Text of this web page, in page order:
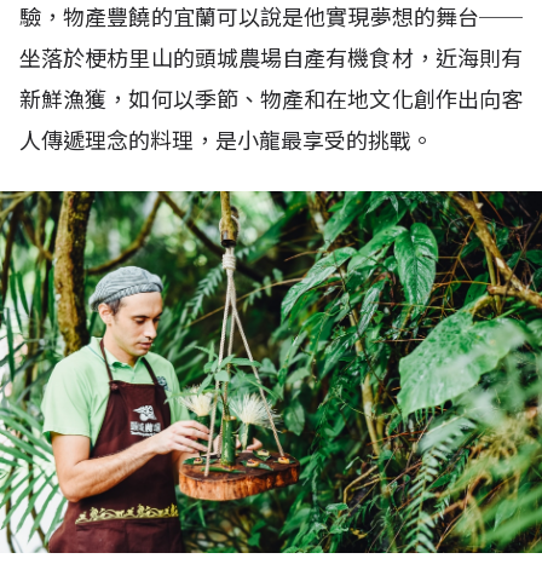
驗，物產豐饒的宜蘭可以說是他實現夢想的舞台──
坐落於梗枋里山的頭城農場自產有機食材，近海則有
新鮮漁獲，如何以季節、物產和在地文化創作出向客
人傳遞理念的料理，是小龍最享受的挑戰。